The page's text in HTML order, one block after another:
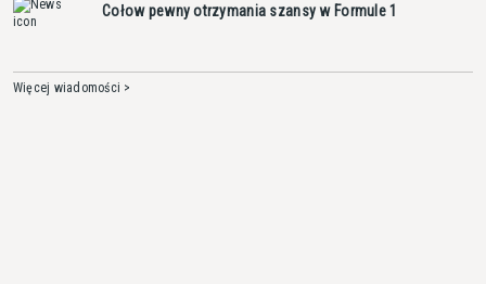
Cołow pewny otrzymania szansy w Formule 1
Więcej wiadomości >